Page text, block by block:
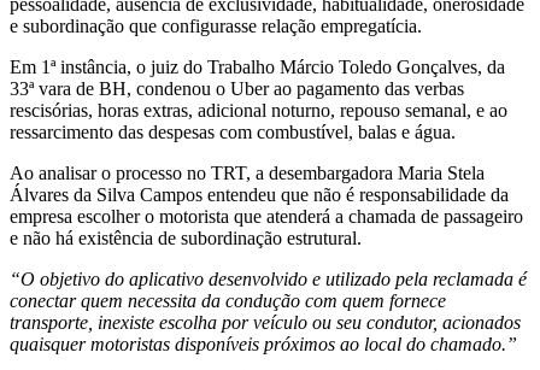
e subordinação que configurasse relação empregatícia.
Em 1ª instância, o juiz do Trabalho Márcio Toledo Gonçalves, da
33ª vara de BH, condenou o Uber ao pagamento das verbas
rescisórias, horas extras, adicional noturno, repouso semanal, e ao
ressarcimento das despesas com combustível, balas e água.
Ao analisar o processo no TRT, a desembargadora Maria Stela
Álvares da Silva Campos entendeu que não é responsabilidade da
empresa escolher o motorista que atenderá a chamada de passageiro
e não há existência de subordinação estrutural.
“O objetivo do aplicativo desenvolvido e utilizado pela reclamada é
conectar quem necessita da condução com quem fornece
transporte, inexiste escolha por veículo ou seu condutor, acionados
quaisquer motoristas disponíveis próximos ao local do chamado.”